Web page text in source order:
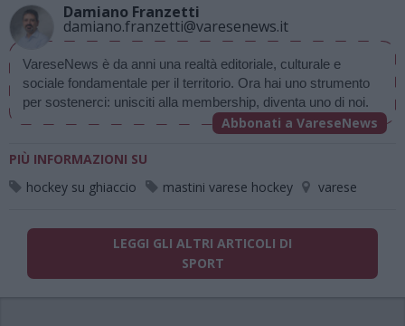
Damiano Franzetti
damiano.franzetti@varesenews.it
VareseNews è da anni una realtà editoriale, culturale e
sociale fondamentale per il territorio. Ora hai uno strumento
per sostenerci: unisciti alla membership, diventa uno di noi.
Abbonati a VareseNews
PIÙ INFORMAZIONI SU
hockey su ghiaccio
mastini varese hockey varese
LEGGI GLI ALTRI ARTICOLI DI
SPORT